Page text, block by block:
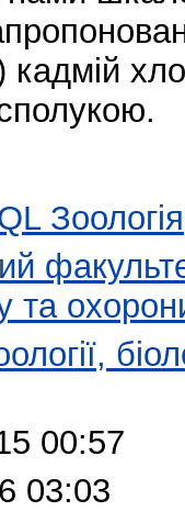
Зоологія
та
00:57
03:03